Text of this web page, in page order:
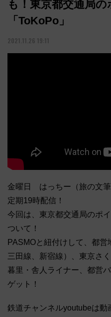
も！東京都交通局
「ToKoPo」
2021.11.26 19:11
金曜日 はっちー（旅の文
定期19時配信！
今回は、東京都交通局のポ
ついて！
PASMOと紐付けして、都営
三田線、新宿線）、東京さ
暮里・舎人ライナー、都営
ゲット！
鉄道チャンネルyoutubeは動